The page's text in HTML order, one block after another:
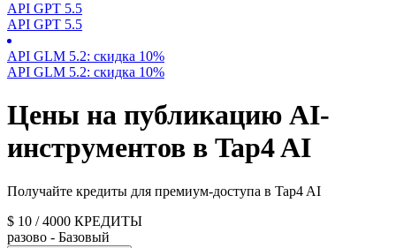
API GPT 5.5
API GPT 5.5
API GLM 5.2: скидка 10%
API GLM 5.2: скидка 10%
Цены на публикацию AI-
инструментов в Tap4 AI
Получайте кредиты для премиум-доступа в Tap4 AI
$ 10 /4000 КРЕДИТЫ
разово - Базовый